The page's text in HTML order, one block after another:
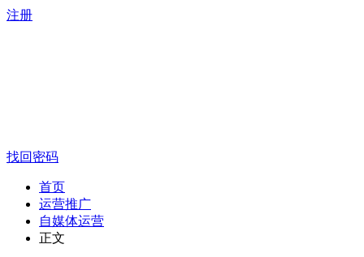
注册
找回密码
首页
运营推广
自媒体运营
正文